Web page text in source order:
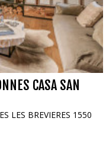
CASA SAN
LES BREVIERES 1550